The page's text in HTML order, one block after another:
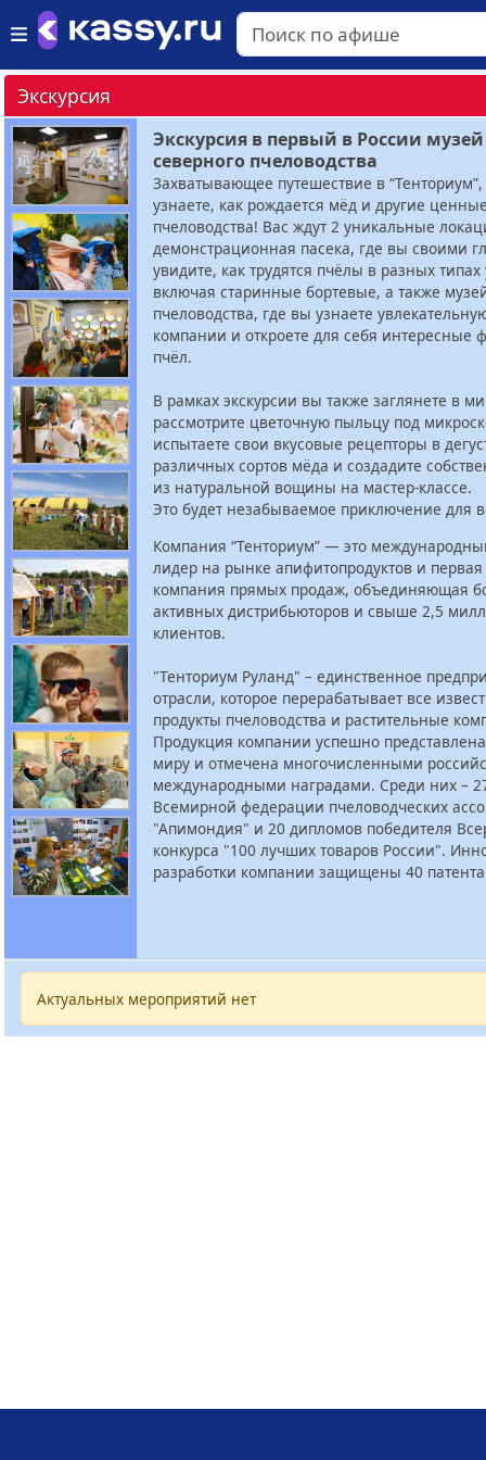
Экскурсия
Экскурсия в первый в России музей
северного пчеловодства
Захватывающее путешествие в
узнаете, как рождается мёд и другие
пчеловодства! Вас ждут 2 уникальные
демонстрационная пасека, где вы своими
увидите, как трудятся пчёлы в разных типах
включая старинные бортевые, а также
пчеловодства, где вы узнаете
компании и откроете для себя интересные
пчёл.
В рамках экскурсии вы также заглянете в
рассмотрите цветочную пыльцу под
испытаете свои вкусовые рецепторы в
различных сортов мёда и создадите
из натуральной вощины на мастер-классе.
Это будет незабываемое приключение для
Компания “Тенториум” — это
лидер на рынке апифитопродуктов и первая
компания прямых продаж, объединяющая
активных дистрибьюторов и свыше 2,5
клиентов.
"Тенториум Руланд" – единственное
отрасли, которое перерабатывает все
продукты пчеловодства и растительные
Продукция компании успешно
миру и отмечена многочисленными
международными наградами. Среди них –
Всемирной федерации пчеловодческих
"Апимондия" и 20 дипломов победителя
конкурса "100 лучших товаров России".
разработки компании защищены 40
Актуальных мероприятий нет